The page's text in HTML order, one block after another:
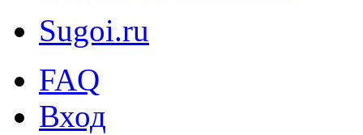
Sugoi.ru
FAQ
Вход